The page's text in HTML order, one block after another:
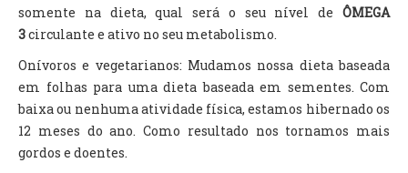
somente na dieta, qual será o seu nível de ÔMEGA
3circulante e ativo no seu metabolismo.
Onívoros e vegetarianos: Mudamos nossa dieta baseada
em folhas para uma dieta baseada em sementes. Com
baixa ou nenhuma atividade física, estamos hibernado os
12 meses do ano. Como resultado nos tornamos mais
gordos e doentes.